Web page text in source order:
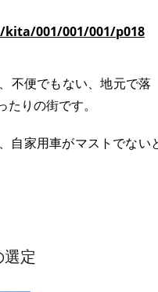
001/001/001/p018
不便でもない、地元で落
りの街です。
自家用車がマストでな
定